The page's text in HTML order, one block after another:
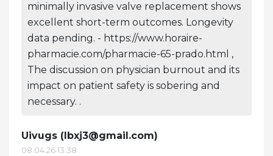
minimally invasive valve replacement shows
excellent short-term outcomes. Longevity
data pending. - https://www.horaire-
pharmacie.com/pharmacie-65-prado.html ,
The discussion on physician burnout and its
impact on patient safety is sobering and
necessary. .
Uivugs ( lbxj3@gmail.com)
08.04.26 13:38